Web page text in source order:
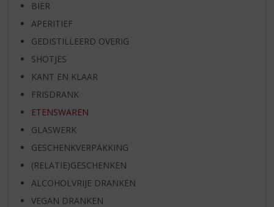
BIER
APERITIEF
GEDISTILLEERD OVERIG
SHOTJES
KANT EN KLAAR
FRISDRANK
ETENSWAREN
GLASWERK
GESCHENKVERPAKKING
(RELATIE)GESCHENKEN
ALCOHOLVRIJE DRANKEN
VEGAN DRANKEN